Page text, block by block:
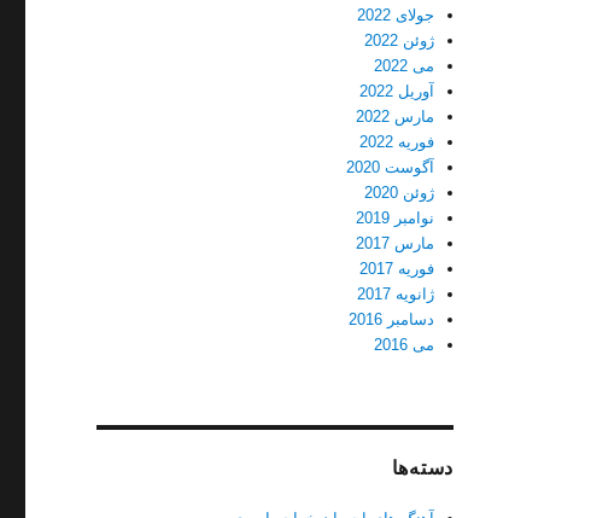
جولای 2022
ژوئن 2022
می 2022
آوریل 2022
مارس 2022
فوریه 2022
آگوست 2020
ژوئن 2020
نوامبر 2019
مارس 2017
فوریه 2017
ژانویه 2017
دسامبر 2016
می 2016
دسته‌ها